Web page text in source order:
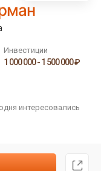
Инвестиции
1 000 000 - 1 500 000 ₽
интересовались